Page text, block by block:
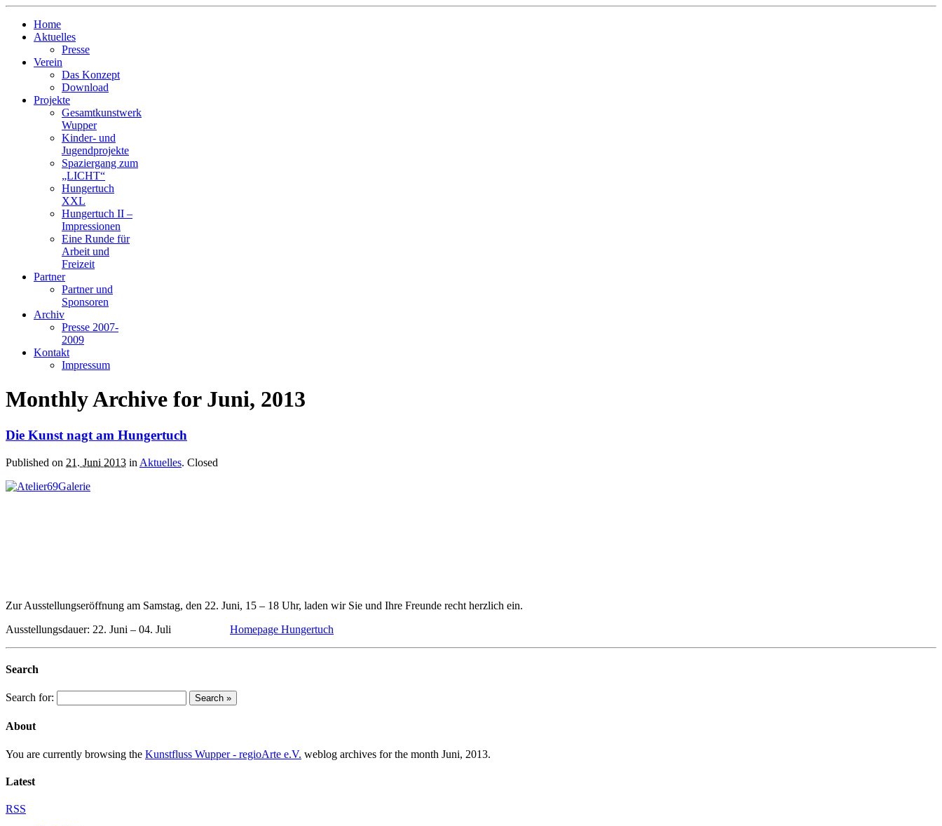
Home
Aktuelles
Presse
Verein
Das Konzept
Download
Projekte
Gesamtkunstwerk
Wupper
Kinder- und
Jugendprojekte
Spaziergang zum
„LICHT“
Hungertuch
XXL
Hungertuch II –
Impressionen
Eine Runde für
Arbeit und
Freizeit
Partner
Partner und
Sponsoren
Archiv
Presse 2007-
2009
Kontakt
Impressum
Monthly Archive for Juni, 2013
Die Kunst nagt am Hungertuch
Published on 21. Juni 2013 in Aktuelles. Closed
Zur Ausstellungseröffnung am Samstag, den 22. Juni, 15 – 18 Uhr, laden wir Sie und Ihre Freunde recht herzlich ein.
Ausstellungsdauer: 22. Juni – 04. Juli Homepage Hungertuch
Search
Search for:
About
You are currently browsing the Kunstfluss Wupper - regioArte e.V. weblog archives for the month Juni, 2013.
Latest
RSS